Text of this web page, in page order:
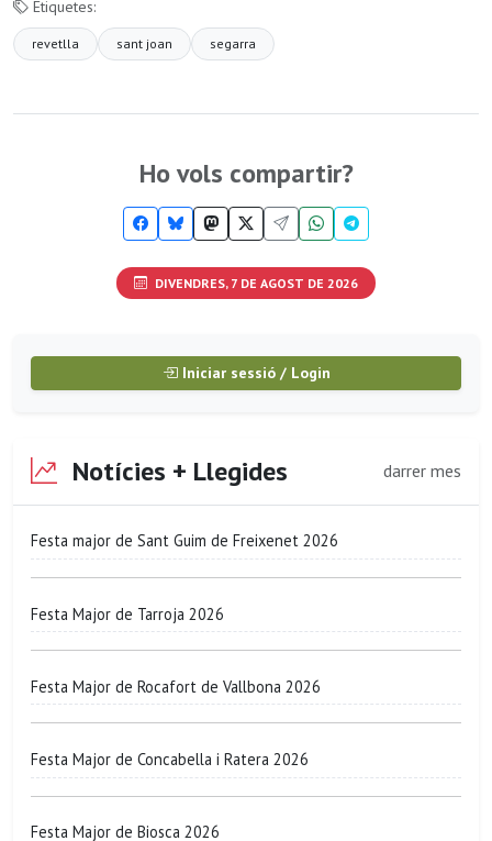
Etiquetes:
revetlla sant joan segarra
Ho vols compartir?
DIVENDRES, 7 DE AGOST DE 2026
Iniciar sessió / Login
Notícies + Llegides darrer mes
Festa major de Sant Guim de Freixenet 2026
Festa Major de Tarroja 2026
Festa Major de Rocafort de Vallbona 2026
Festa Major de Concabella i Ratera 2026
Festa Major de Biosca 2026